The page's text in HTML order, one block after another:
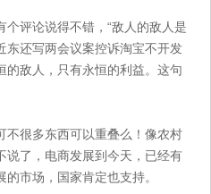
个评论说得不错，“敌人的敌人是
东还写两会议案控诉淘宝不开发
的敌人，只有永恒的利益。这句
不很多东西可以重叠么！像农村
说了，电商发展到今天，已经有
市场，国家肯定也支持。